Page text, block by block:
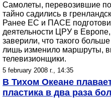
Самолеты, перевозившие
тайно садились в
Ранее ЕС и ПАСЕ
деятельности ЦРУ в
заверили, что такого
лишь изменило маршруты,
телевизионщики.
5 february 2008 г., 14:35
В Тихом Океане
пластика в два раза